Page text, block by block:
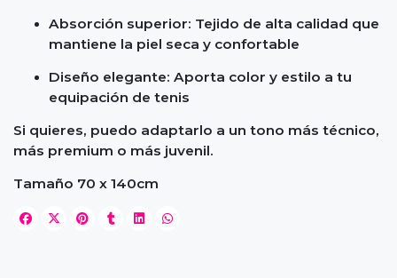
Absorción superior: Tejido de alta calidad que
mantiene la piel seca y confortable
Diseño elegante: Aporta color y estilo a tu
equipación de tenis
Si quieres, puedo adaptarlo a un tono más técnico,
más premium o más juvenil.
Tamaño 70 x 140cm